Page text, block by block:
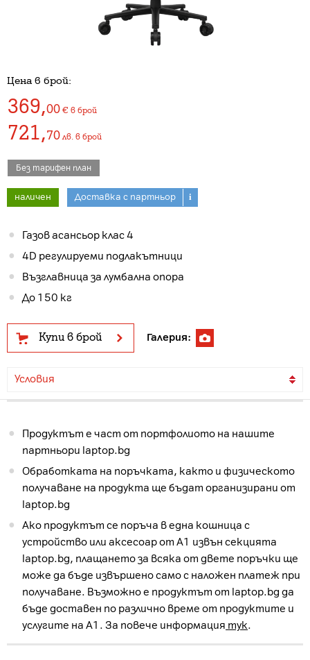
Цена в брой:
369,00 € в брой
721,70 лв. в брой
Без тарифен план
наличен Доставка с партньор i
Газов асансьор клас 4
4D регулируеми подлакътници
Възглавница за лумбална опора
До 150 кг
Купи в брой Галерия:
Условия
Продуктът е част от портфолиото на нашите
партньори laptop.bg
Обработката на поръчката, както и физическото
получаване на продукта ще бъдат организирани от
laptop.bg
Ако продуктът се поръча в една кошница с
устройство или аксесоар от А1 извън секцията
laptop.bg, плащането за всяка от двете поръчки ще
може да бъде извършено само с наложен платеж при
получаване. Възможно е продуктът от laptop.bg да
бъде доставен по различно време от продуктите и
услугите на А1. За повече информация тук.